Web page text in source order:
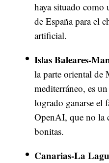
haya situado como
de España para el
artificial.
Islas Baleares-
la parte oriental de
mediterráneo, es
logrado ganarse el
OpenAI, que no la
bonitas.
Canarias-La